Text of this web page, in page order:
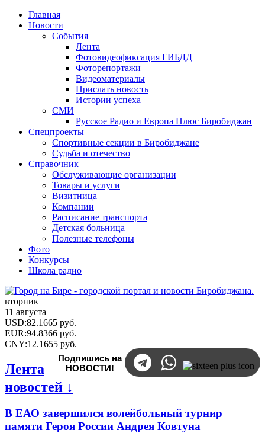
Главная
Новости
События
Лента
Фотовидеофиксация ГИБДД
Фоторепортажи
Видеоматериалы
Прислать новость
Истории успеха
СМИ
Русское Радио и Европа Плюс Биробиджан
Спецпроекты
Спортивные секции в Биробиджане
Судьба и отечество
Справочник
Обслуживающие организации
Товары и услуги
Визитница
Компании
Расписание транспорта
Детская больница
Полезные телефоны
Фото
Конкурсы
Школа радио
вторник
11 августа
USD:82.1665 руб.
EUR:94.8366 руб.
CNY:12.1655 руб.
Подпишись на
НОВОСТИ!
Лента
новостей ↓
В ЕАО завершился волейбольный турнир
памяти Героя России Андрея Ковтуна